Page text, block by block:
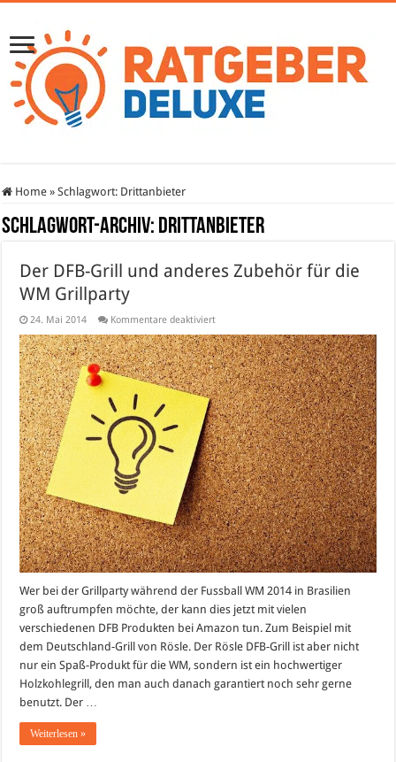
Home » Schlagwort: Drittanbieter
Schlagwort-Archiv: Drittanbieter
Der DFB-Grill und anderes Zubehör für die
WM Grillparty
24. Mai 2014 Kommentare deaktiviertfür
DFB-
Grill
und
anderes
Zubehör
für
die
WM
Grillparty
Wer bei der Grillparty während der Fussball WM 2014 in Brasilien
groß auftrumpfen möchte, der kann dies jetzt mit vielen
verschiedenen DFB Produkten bei Amazon tun. Zum Beispiel mit
dem Deutschland-Grill von Rösle. Der Rösle DFB-Grill ist aber nicht
nur ein Spaß-Produkt für die WM, sondern ist ein hochwertiger
Holzkohlegrill, den man auch danach garantiert noch sehr gerne
benutzt. Der …
Weiterlesen »